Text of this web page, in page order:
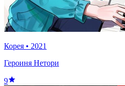
Корея • 2021
Героиня Нетори
9